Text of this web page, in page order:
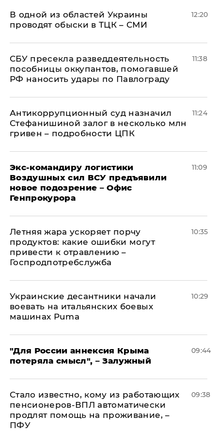
В одной из областей Украины
проводят обыски в ТЦК – СМИ
12:20
СБУ пресекла разведдеятельность
пособницы оккупантов, помогавшей
РФ наносить удары по Павлограду
11:38
Антикоррупционный суд назначил
Стефанишиной залог в несколько млн
гривен – подробности ЦПК
11:24
Экс-командиру логистики
Воздушных сил ВСУ предъявили
новое подозрение – Офис
Генпрокурора
11:09
Летняя жара ускоряет порчу
продуктов: какие ошибки могут
привести к отравлению –
Госпродпотребслужба
10:35
Украинские десантники начали
воевать на итальянских боевых
машинах Puma
10:29
"Для России аннексия Крыма
потеряла смысл", – Залужный
09:44
Стало известно, кому из работающих
пенсионеров-ВПЛ автоматически
продлят помощь на проживание, –
ПФУ
09:38